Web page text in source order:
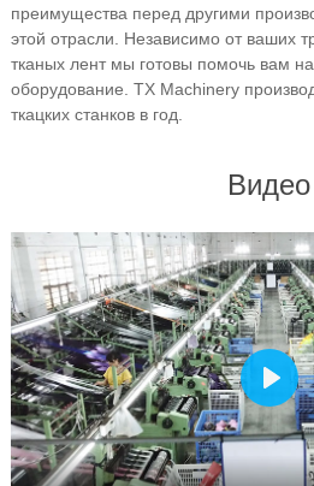
преимущества перед другими
этой отрасли. Независимо от ваших
тканых лент мы готовы помочь вам
оборудование. TX Machinery
ткацких станков в год.
Видео
Play